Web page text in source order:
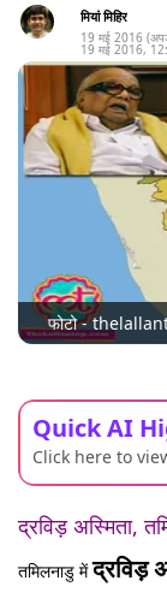
मियां मिहिर
19 मई 2016
19 मई 2016,
फोटो -
Quick AI
Click here to
द्रविड़ अस्मिता,
तमिलनाडु मेंद्रविड़